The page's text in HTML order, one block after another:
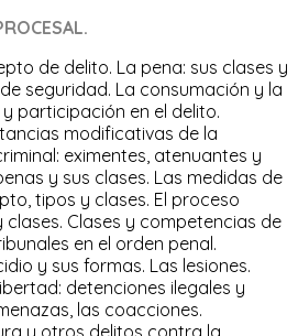
de delito. La pena: sus clases y
seguridad. La consumación y la
participación en el delito.
modificativas de la
eximentes, atenuantes y
y sus clases. Las medidas de
tipos y clases. El proceso
clases. Clases y competencias de
en el orden penal.
y sus formas. Las lesiones.
detenciones ilegales y
las coacciones.
y otros delitos contra la